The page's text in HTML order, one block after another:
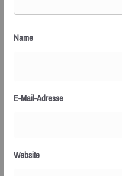
Name
E-Mail-Adresse
Website